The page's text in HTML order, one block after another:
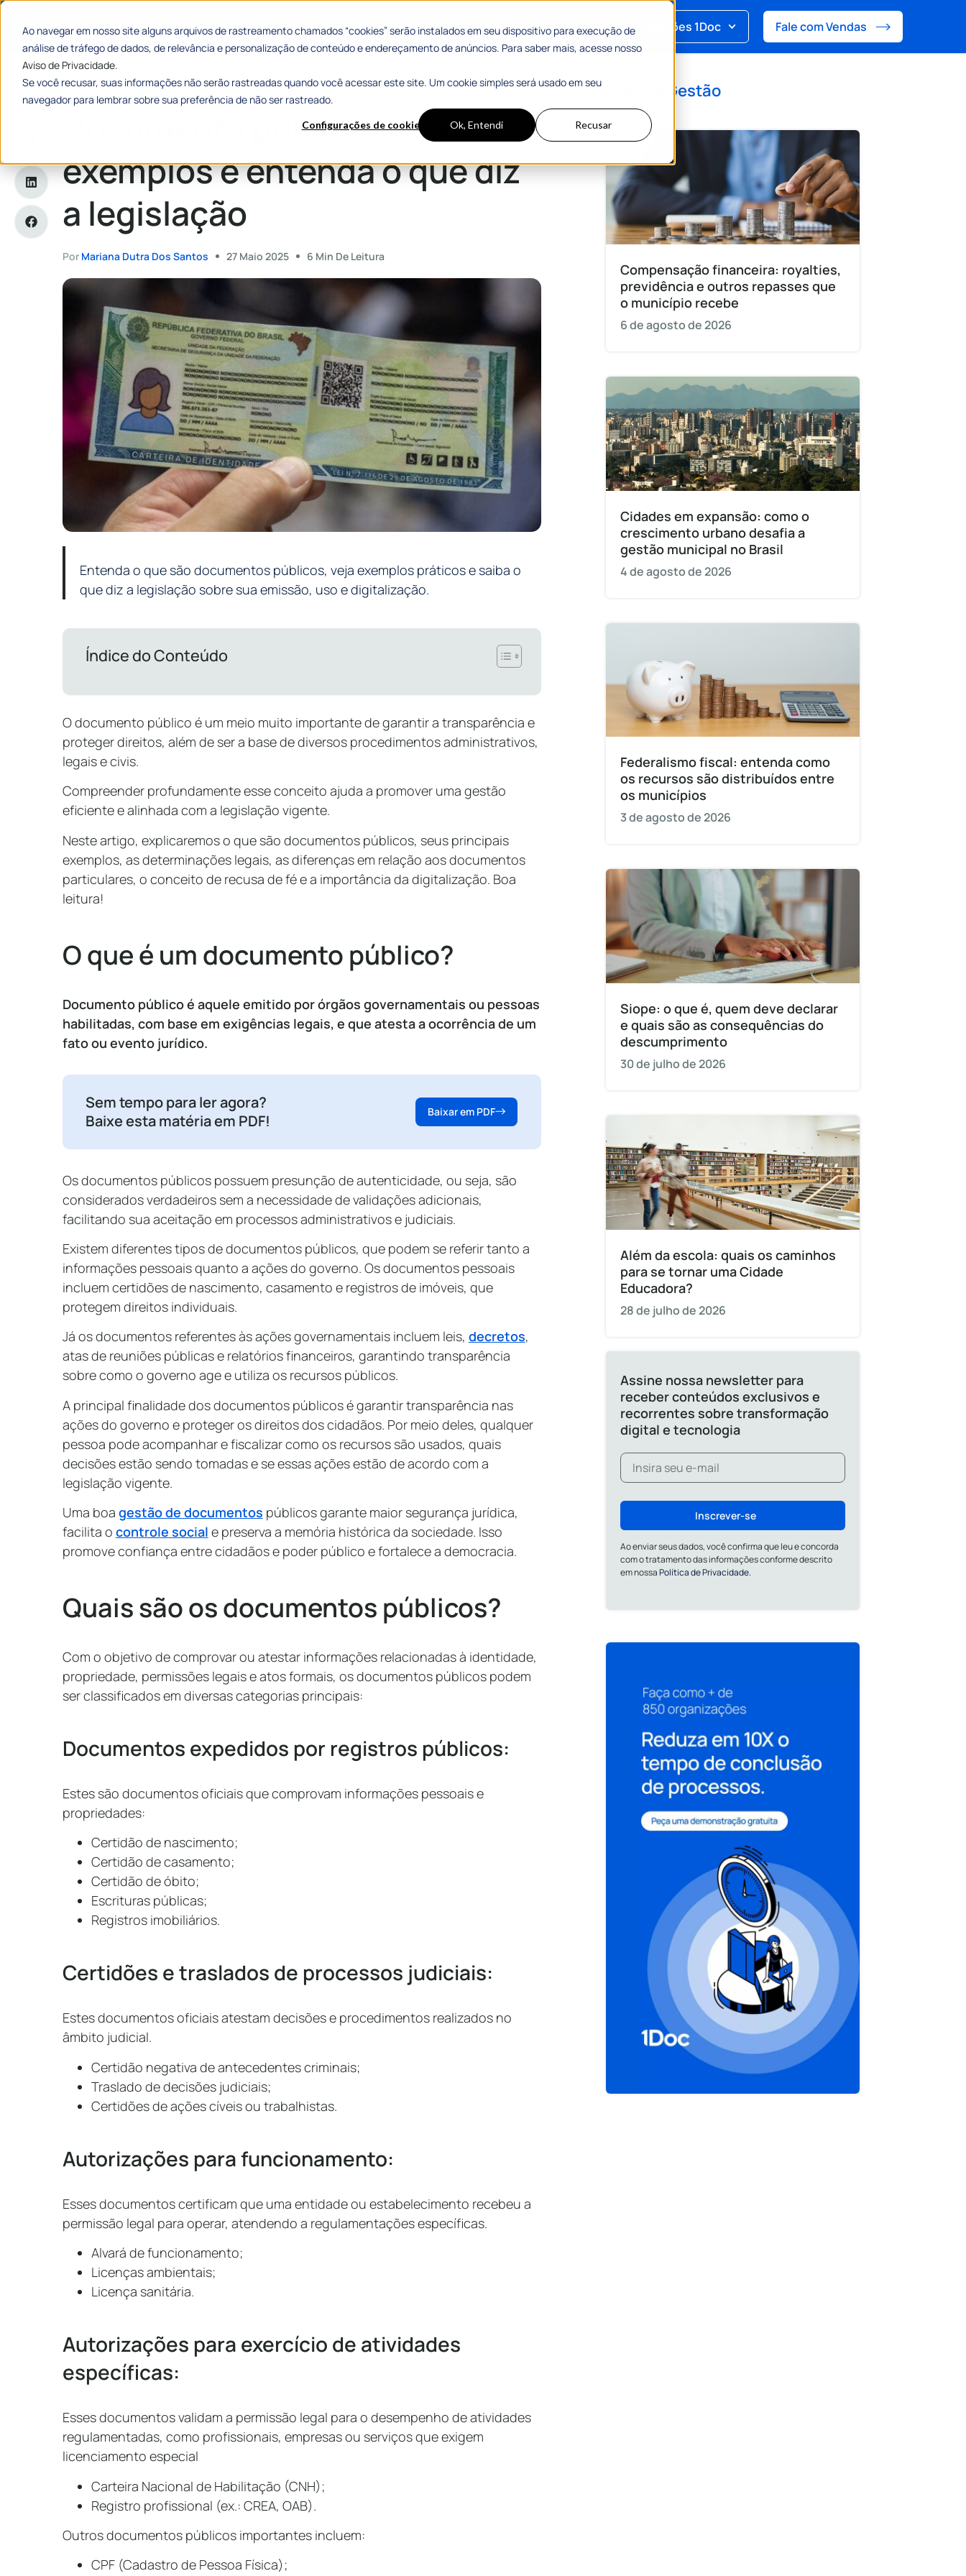
Ao navegar em nosso site alguns arquivos de rastreamento chamados “cookies” serão instalados em seu dispositivo para execução de
análise de tráfego de dados, de relevância e personalização de conteúdo e endereçamento de anúncios. Para saber mais, acesse nosso
Aviso de Privacidade.
Se você recusar, suas informações não serão rastreadas quando você acessar este site. Um cookie simples será usado em seu
navegador para lembrar sobre sua preferência de não ser rastreado.
Configurações de cookies Ok, Entendi Recusar
Categorias Histórias de Sucesso Materiais Gratuitos Soluções 1Doc Fale com Vendas
Home»Documento público: veja exemplos e entenda o que diz a legislação
Documento público: veja
exemplos e entenda o que diz
a legislação
Por Mariana Dutra Dos Santos 27 Maio 2025 6 Min De Leitura
Entenda o que são documentos públicos, veja exemplos práticos e saiba o
que diz a legislação sobre sua emissão, uso e digitalização.
Índice do Conteúdo
O documento público é um meio muito importante de garantir a transparência e
proteger direitos, além de ser a base de diversos procedimentos administrativos,
legais e civis.
Compreender profundamente esse conceito ajuda a promover uma gestão
eficiente e alinhada com a legislação vigente.
Neste artigo, explicaremos o que são documentos públicos, seus principais
exemplos, as determinações legais, as diferenças em relação aos documentos
particulares, o conceito de recusa de fé e a importância da digitalização. Boa
leitura!
O que é um documento público?
Documento público é aquele emitido por órgãos governamentais ou pessoas
habilitadas, com base em exigências legais, e que atesta a ocorrência de um
fato ou evento jurídico.
Sem tempo para ler agora?
Baixe esta matéria em PDF!
Baixar em PDF
Os documentos públicos possuem presunção de autenticidade, ou seja, são
considerados verdadeiros sem a necessidade de validações adicionais,
facilitando sua aceitação em processos administrativos e judiciais.
Existem diferentes tipos de documentos públicos, que podem se referir tanto a
informações pessoais quanto a ações do governo. Os documentos pessoais
incluem certidões de nascimento, casamento e registros de imóveis, que
protegem direitos individuais.
Já os documentos referentes às ações governamentais incluem leis, decretos,
atas de reuniões públicas e relatórios financeiros, garantindo transparência
sobre como o governo age e utiliza os recursos públicos.
A principal finalidade dos documentos públicos é garantir transparência nas
ações do governo e proteger os direitos dos cidadãos. Por meio deles, qualquer
pessoa pode acompanhar e fiscalizar como os recursos são usados, quais
decisões estão sendo tomadas e se essas ações estão de acordo com a
legislação vigente.
Uma boa gestão de documentos públicos garante maior segurança jurídica,
facilita o controle social e preserva a memória histórica da sociedade. Isso
promove confiança entre cidadãos e poder público e fortalece a democracia.
Quais são os documentos públicos?
Com o objetivo de comprovar ou atestar informações relacionadas à identidade,
propriedade, permissões legais e atos formais, os documentos públicos podem
ser classificados em diversas categorias principais:
Documentos expedidos por registros públicos:
Estes são documentos oficiais que comprovam informações pessoais e
propriedades:
Certidão de nascimento;
Certidão de casamento;
Certidão de óbito;
Escrituras públicas;
Registros imobiliários.
Certidões e traslados de processos judiciais:
Estes documentos oficiais atestam decisões e procedimentos realizados no
âmbito judicial.
Certidão negativa de antecedentes criminais;
Traslado de decisões judiciais;
Certidões de ações cíveis ou trabalhistas.
Autorizações para funcionamento:
Esses documentos certificam que uma entidade ou estabelecimento recebeu a
permissão legal para operar, atendendo a regulamentações específicas.
Alvará de funcionamento;
Licenças ambientais;
Licença sanitária.
Autorizações para exercício de atividades
específicas:
Esses documentos validam a permissão legal para o desempenho de atividades
regulamentadas, como profissionais, empresas ou serviços que exigem
licenciamento especial
Carteira Nacional de Habilitação (CNH);
Registro profissional (ex.: CREA, OAB).
Outros documentos públicos importantes incluem:
CPF (Cadastro de Pessoa Física);
Gestão
Compensação financeira: royalties,
previdência e outros repasses que
o município recebe
6 de agosto de 2026
Cidades em expansão: como o
crescimento urbano desafia a
gestão municipal no Brasil
4 de agosto de 2026
Federalismo fiscal: entenda como
os recursos são distribuídos entre
os municípios
3 de agosto de 2026
Siope: o que é, quem deve declarar
e quais são as consequências do
descumprimento
30 de julho de 2026
Além da escola: quais os caminhos
para se tornar uma Cidade
Educadora?
28 de julho de 2026
Assine nossa newsletter para
receber conteúdos exclusivos e
recorrentes sobre transformação
digital e tecnologia
Inscrever-se
Ao enviar seus dados, você confirma que leu e concorda
com o tratamento das informações conforme descrito
em nossaPolítica de Privacidade.